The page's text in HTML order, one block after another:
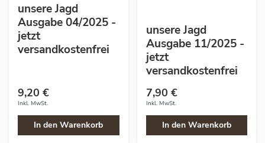
unsere Jagd
Ausgabe 04/2025 -
jetzt
versandkostenfrei
9,20 €
Inkl. MwSt.
In den Warenkorb
unsere Jagd
Ausgabe 11/2025 -
jetzt
versandkostenfrei
7,90 €
Inkl. MwSt.
In den Warenkorb